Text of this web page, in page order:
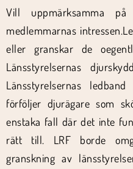
Vill uppmärksamma
medlemmarnas
eller granskar de
Länsstyrelsernas
Länsstyrelsernas
förföljer djurägare som
enstaka fall där det inte
rätt till. LRF borde
granskning av